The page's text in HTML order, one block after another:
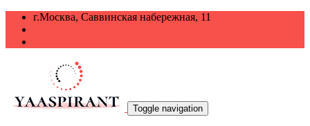
г.Москва, Саввинская набережная, 11
Toggle navigation